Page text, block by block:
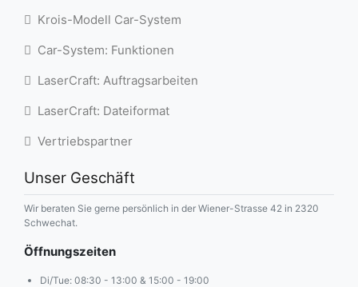
Krois-Modell Car-System
Car-System: Funktionen
LaserCraft: Auftragsarbeiten
LaserCraft: Dateiformat
Vertriebspartner
Unser Geschäft
Wir beraten Sie gerne persönlich in der Wiener-Strasse 42 in 2320
Schwechat.
Öffnungszeiten
Di/Tue: 08:30 - 13:00 & 15:00 - 19:00